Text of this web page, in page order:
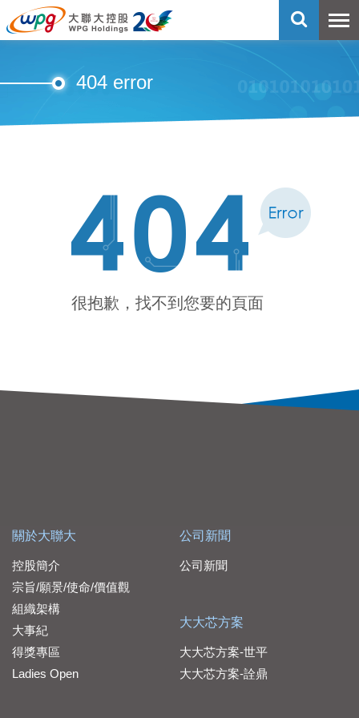
404 error
很抱歉，找不到您要的頁面
關於大聯大
控股簡介
宗旨/願景/使命/價值觀
組織架構
大事紀
得獎專區
Ladies Open
公司新聞
公司新聞
大大芯方案
大大芯方案-世平
大大芯方案-詮鼎